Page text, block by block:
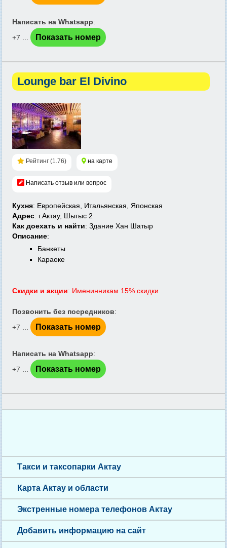
Написать на Whatsapp:
+7 ...
Показать номер
Lounge bar El Divino
Рейтинг (1.76) на карте
Написать отзыв или вопрос
Кухня: Европейская, Итальянская, Японская
Адрес: г.Актау, Шыгыс 2
Как доехать и найти: Здание Хан Шатыр
Описание:
Банкеты
Караоке
Скидки и акции: Именинникам 15% скидки
Позвонить без посредников:
+7 ...
Показать номер
Написать на Whatsapp:
+7 ...
Показать номер
Такси и таксопарки Актау
Карта Актау и области
Экстренные номера телефонов Актау
Добавить информацию на сайт